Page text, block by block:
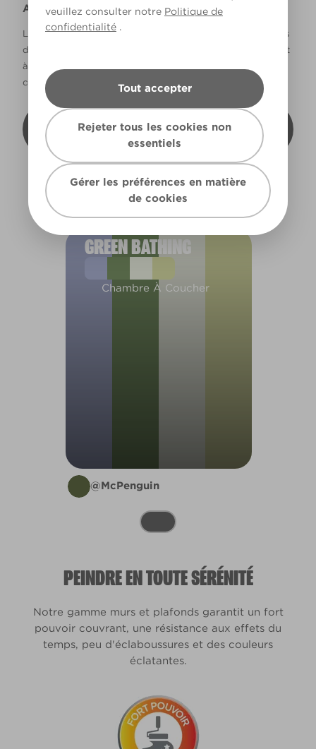
veuillez consulter notre Politique de
confidentialité .
Tout accepter
Rejeter tous les cookies non
essentiels
Gérer les préférences en matière
de cookies
Avertissement
La façon dont les couleurs s’affichent varie selon les écrans
d’ordinateur et les imprimantes. Les couleurs qui s’affichent
à l’écran et les couleurs imprimées peuvent ne pas
correspondre à la couleur réelle de la peinture.
Recevoir cette carte de couleur à mon
domicile
GREEN BATHING
Chambre À Coucher
@McPenguin
PEINDRE EN TOUTE SÉRÉNITÉ
Notre gamme murs et plafonds garantit un fort
pouvoir couvrant, une résistance aux effets du
temps, peu d'éclaboussures et des couleurs
éclatantes.